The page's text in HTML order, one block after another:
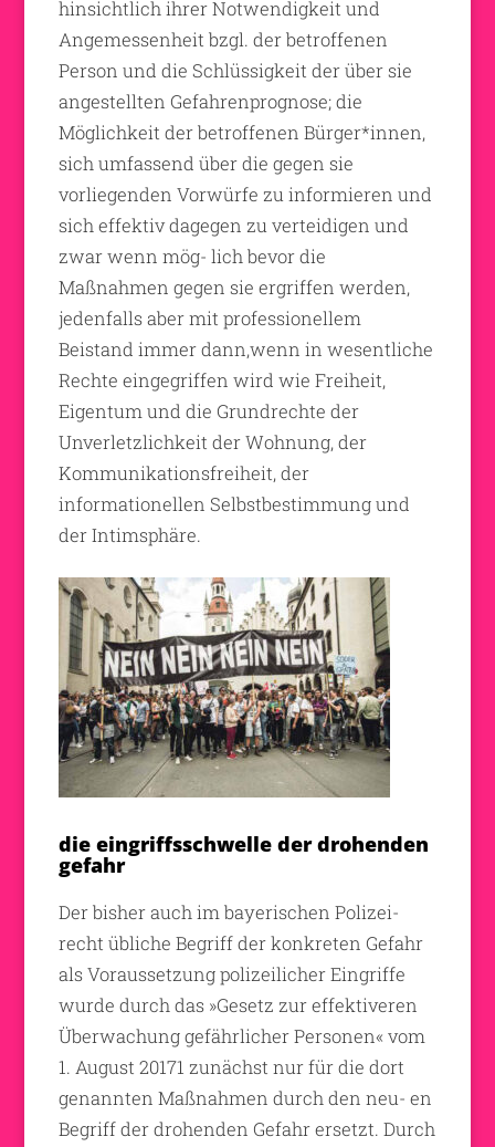
hinsichtlich ihrer Notwendigkeit und
Angemessenheit bzgl. der betroffenen
Person und die Schlüssigkeit der über sie
angestellten Gefahrenprognose; die
Möglichkeit der betroffenen Bürger*innen,
sich umfassend über die gegen sie
vorliegenden Vorwürfe zu informieren und
sich effektiv dagegen zu verteidigen und
zwar wenn mög- lich bevor die
Maßnahmen gegen sie ergriffen werden,
jedenfalls aber mit professionellem
Beistand immer dann,wenn in wesentliche
Rechte eingegriffen wird wie Freiheit,
Eigentum und die Grundrechte der
Unverletzlichkeit der Wohnung, der
Kommunikationsfreiheit, der
informationellen Selbstbestimmung und
der Intimsphäre.
die eingriffsschwelle der drohenden
gefahr
Der bisher auch im bayerischen Polizei-
recht übliche Begriff der konkreten Gefahr
als Voraussetzung polizeilicher Eingriffe
wurde durch das »Gesetz zur effektiveren
Überwachung gefährlicher Personen« vom
1. August 20171 zunächst nur für die dort
genannten Maßnahmen durch den neu- en
Begriff der drohenden Gefahr ersetzt. Durch